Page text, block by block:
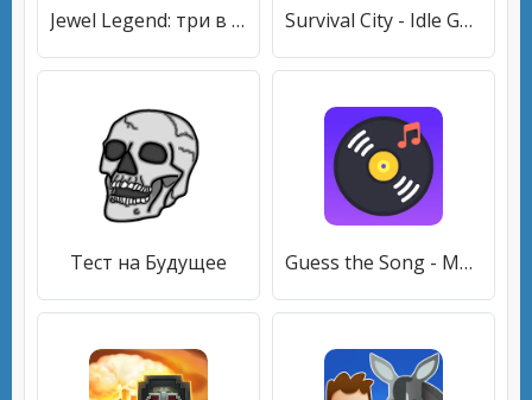
Jewel Legend: три в ряд игры без интернета Survival City - Idle Game
Тест на Будущее Guess the Song - Music Quiz